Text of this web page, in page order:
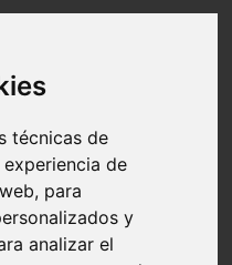
técnicas de
de
para
y
analizar el